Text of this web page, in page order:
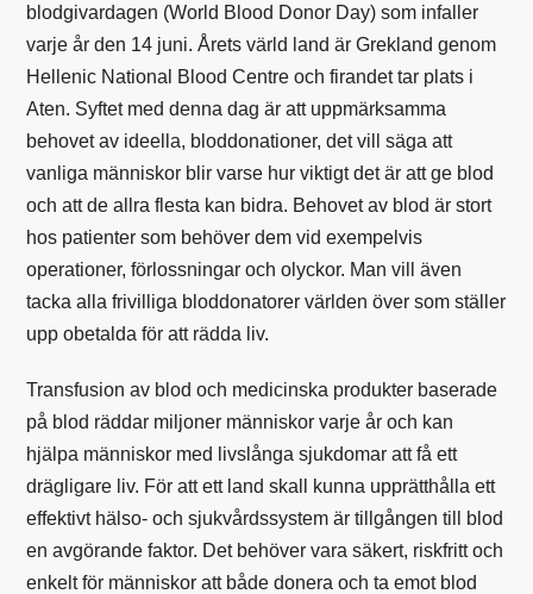
blodgivardagen (World Blood Donor Day) som infaller
varje år den 14 juni. Årets värld land är Grekland genom
Hellenic National Blood Centre och firandet tar plats i
Aten. Syftet med denna dag är att uppmärksamma
behovet av ideella, bloddonationer, det vill säga att
vanliga människor blir varse hur viktigt det är att ge blod
och att de allra flesta kan bidra. Behovet av blod är stort
hos patienter som behöver dem vid exempelvis
operationer, förlossningar och olyckor. Man vill även
tacka alla frivilliga bloddonatorer världen över som ställer
upp obetalda för att rädda liv.
Transfusion av blod och medicinska produkter baserade
på blod räddar miljoner människor varje år och kan
hjälpa människor med livslånga sjukdomar att få ett
drägligare liv. För att ett land skall kunna upprätthålla ett
effektivt hälso- och sjukvårdssystem är tillgången till blod
en avgörande faktor. Det behöver vara säkert, riskfritt och
enkelt för människor att både donera och ta emot blod